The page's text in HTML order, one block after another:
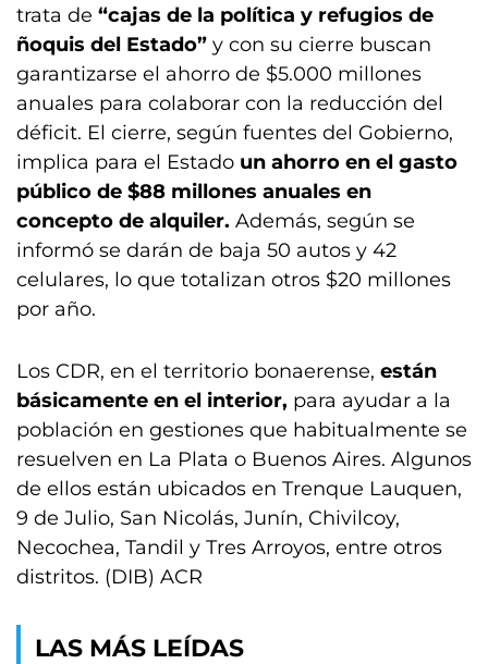
trata de “cajas de la política y refugios de
ñoquis del Estado” y con su cierre buscan
garantizarse el ahorro de $5.000 millones
anuales para colaborar con la reducción del
déficit. El cierre, según fuentes del Gobierno,
implica para el Estado un ahorro en el gasto
público de $88 millones anuales en
concepto de alquiler. Además, según se
informó se darán de baja 50 autos y 42
celulares, lo que totalizan otros $20 millones
por año.
Los CDR, en el territorio bonaerense, están
básicamente en el interior, para ayudar a la
población en gestiones que habitualmente se
resuelven en La Plata o Buenos Aires. Algunos
de ellos están ubicados en Trenque Lauquen,
9 de Julio, San Nicolás, Junín, Chivilcoy,
Necochea, Tandil y Tres Arroyos, entre otros
distritos. (DIB) ACR
LAS MÁS LEÍDAS